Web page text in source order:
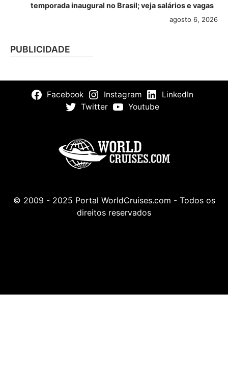
temporada inaugural no Brasil; veja salários e vagas
agosto 6, 2026
PUBLICIDADE
Facebook Instagram
LinkedIn
Twitter
Youtube
© 2009 - 2025 Portal WorldCruises.com - Todos os
direitos reservados